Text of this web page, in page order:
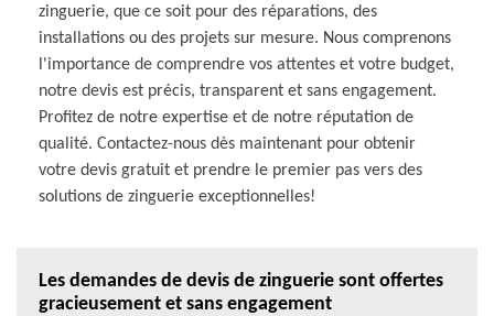
zinguerie, que ce soit pour des réparations, des
installations ou des projets sur mesure. Nous comprenons
l'importance de comprendre vos attentes et votre budget,
notre devis est précis, transparent et sans engagement.
Profitez de notre expertise et de notre réputation de
qualité. Contactez-nous dès maintenant pour obtenir
votre devis gratuit et prendre le premier pas vers des
solutions de zinguerie exceptionnelles!
Les demandes de devis de zinguerie sont offertes
gracieusement et sans engagement